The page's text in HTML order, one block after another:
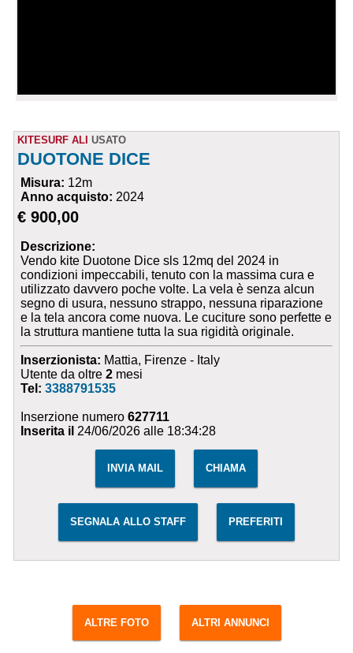
KITESURF ALI USATO
DUOTONE DICE
Misura: 12m
Anno acquisto: 2024
€ 900,00
Descrizione:
Vendo kite Duotone Dice sls 12mq del 2024 in
condizioni impeccabili, tenuto con la massima cura e
utilizzato davvero poche volte. La vela è senza alcun
segno di usura, nessuno strappo, nessuna riparazione
e la tela ancora come nuova. Le cuciture sono perfette e
la struttura mantiene tutta la sua rigidità originale.
Inserzionista: Mattia, Firenze - Italy
Utente da oltre2 mesi
Tel:3388791535
Inserzione numero627711
Inserita il 24/06/2026 alle 18:34:28
INVIA MAIL CHIAMA
SEGNALA ALLO STAFF PREFERITI
ALTRE FOTO ALTRI ANNUNCI